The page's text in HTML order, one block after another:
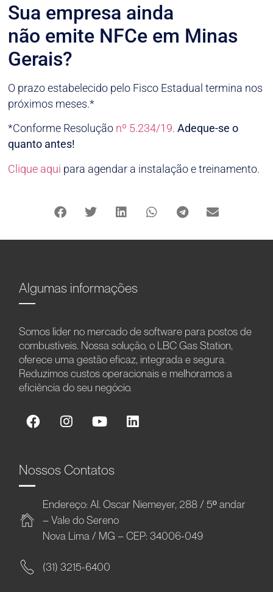
Sua empresa ainda
não emite NFCe em Minas
Gerais?
O prazo estabelecido pelo Fisco Estadual termina nos
próximos meses.*
*Conforme Resolução nº 5.234/19.Adeque-se o
quanto antes!
Clique aqui para agendar a instalação e treinamento.
Algumas informações
Somos líder no mercado de software para postos de
combustíveis. Nossa solução, o LBC Gas Station,
oferece uma gestão eficaz, integrada e segura.
Reduzimos custos operacionais e melhoramos a
eficiência do seu negócio.
Nossos Contatos
Endereço: Al. Oscar Niemeyer, 288 / 5º andar
– Vale do Sereno
Nova Lima / MG – CEP: 34006-049
(31) 3215-6400